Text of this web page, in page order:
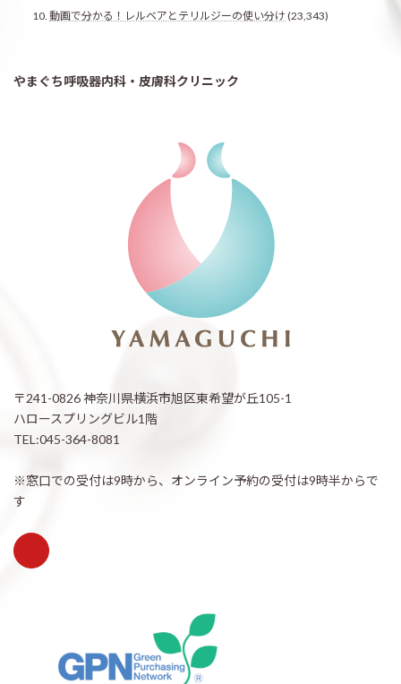
動画で分かる！レルベアとテリルジーの使い分け (23,343)
やまぐち呼吸器内科・皮膚科クリニック
〒241-0826 神奈川県横浜市旭区東希望が丘105-1
ハロースプリングビル1階
TEL:045-364-8081
※窓口での受付は9時から、オンライン予約の受付は9時半からで
す